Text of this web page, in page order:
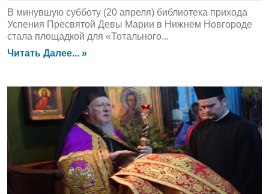
В минувшую субботу (20 апреля) библиотека прихода
Успения Пресвятой Девы Марии в Нижнем Новгороде
стала площадкой для «Тотального...
Читать Далее... »
ЛЕНТА НОВОСТЕЙ